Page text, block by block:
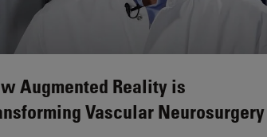
Augmented Reality is
Vascular Neurosurgery